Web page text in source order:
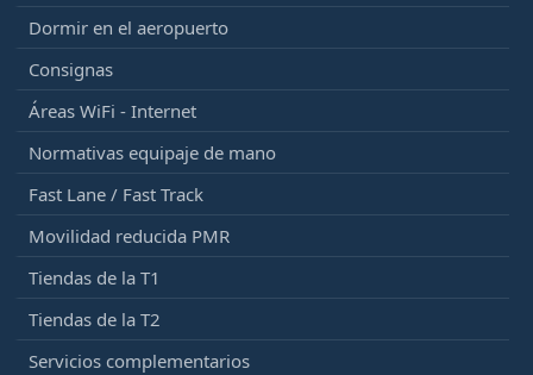
Dormir en el aeropuerto
Consignas
Áreas WiFi - Internet
Normativas equipaje de mano
Fast Lane / Fast Track
Movilidad reducida PMR
Tiendas de la T1
Tiendas de la T2
Servicios complementarios